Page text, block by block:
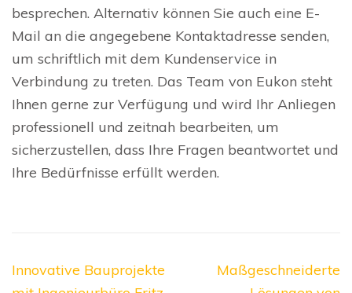
besprechen. Alternativ können Sie auch eine E-
Mail an die angegebene Kontaktadresse senden,
um schriftlich mit dem Kundenservice in
Verbindung zu treten. Das Team von Eukon steht
Ihnen gerne zur Verfügung und wird Ihr Anliegen
professionell und zeitnah bearbeiten, um
sicherzustellen, dass Ihre Fragen beantwortet und
Ihre Bedürfnisse erfüllt werden.
Beitragsnavigation
Innovative Bauprojekte
Maßgeschneiderte